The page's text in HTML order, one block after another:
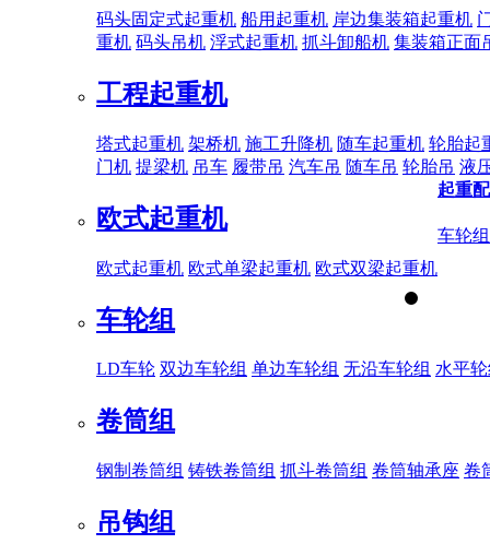
码头固定式起重机 船用起重机 岸边集装箱起重机
重机 码头吊机 浮式起重机 抓斗卸船机 集装箱正面
工程起重机
塔式起重机 架桥机 施工升降机 随车起重机 轮胎起
门机 提梁机 吊车 履带吊 汽车吊 随车吊 轮胎吊 液
欧式起重机
欧式起重机 欧式单梁起重机 欧式双梁起重机
起重
车轮组
车轮组
LD车轮 双边车轮组 单边车轮组 无沿车轮组 水平
卷筒组
钢制卷筒组 铸铁卷筒组 抓斗卷筒组 卷筒轴承座 卷
吊钩组